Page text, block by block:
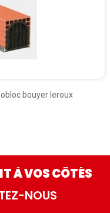
bouyer leroux
À VOS CÔTÉS
NOUS